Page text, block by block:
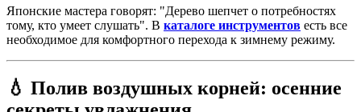
Японские мастера говорят: "Дерево шепчет о потребностях
тому, кто умеет слушать". В каталоге инструментов есть все
необходимое для комфортного перехода к зимнему режиму.
💧 Полив воздушных корней: осенние